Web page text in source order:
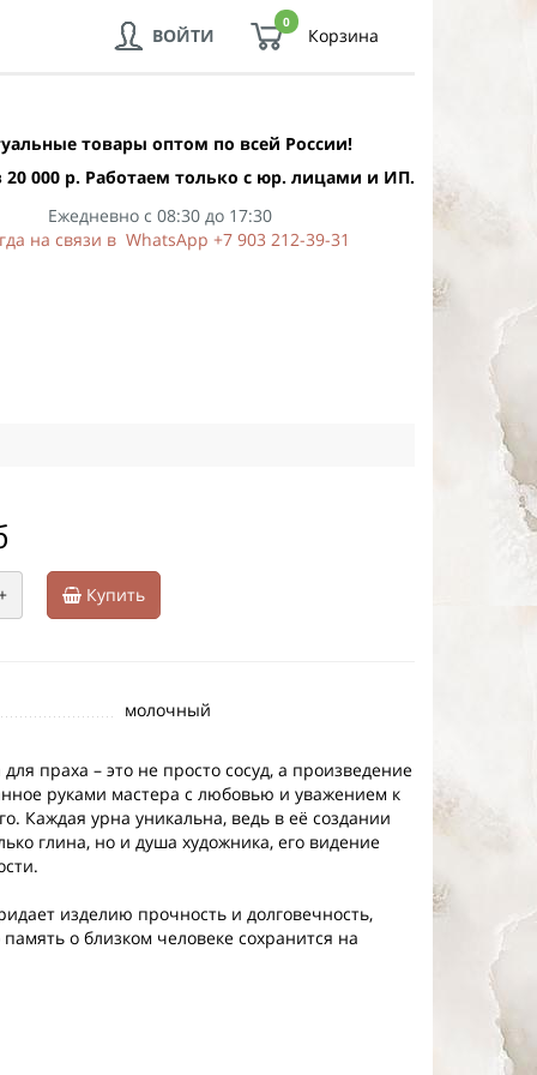
0
Корзина
ВОЙТИ
товары оптом по всей России!
20 000 р. Работаем только с юр. лицами и ИП.
Ежедневно с 08:30 до 17:30
на связи в WhatsApp +7 903 212-39-31
Купить
молочный
праха – это не просто сосуд, а произведение
руками мастера с любовью и уважением к
Каждая урна уникальна, ведь в её создании
глина, но и душа художника, его видение
изделию прочность и долговечность,
память о близком человеке сохранится на